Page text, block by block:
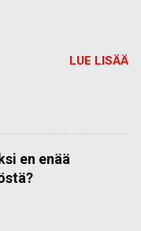
LUE LISÄÄ
en enää